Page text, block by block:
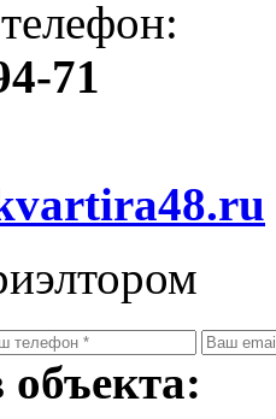
71